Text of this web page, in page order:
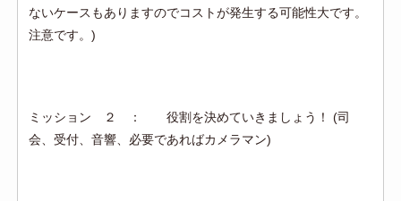
ないケースもありますのでコストが発生する可能性大です。
注意です。)
ミッション ２ ： 役割を決めていきましょう！ (司
会、受付、音響、必要であればカメラマン)